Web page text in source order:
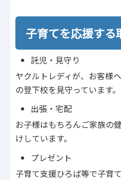
子育てを応援する
託児・見守り
ヤクルトレディが、お客様
の登下校を見守っています。
出張・宅配
お子様はもちろんご家族の
けしています。
プレゼント
子育て支援ひろば等で子育